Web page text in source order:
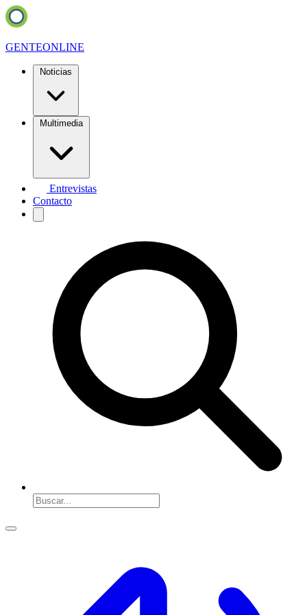
GENTEONLINE
Noticias
Multimedia
Entrevistas
Contacto